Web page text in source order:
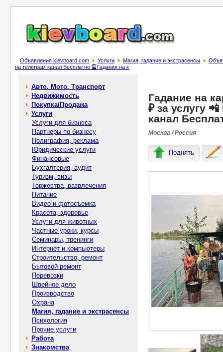
Объявления kievboard.com Услуги Магия, гадание и экстрасенсы
на телеграм канал Бесплатно 🎴Гадания на к
Авто. Мото. Транспорт
Недвижимость
Покупка/Продажа
Услуги
Услуги для бизнеса
Партнеры по бизнесу
Полиграфия, реклама
Юридические услуги
Финансовые
Бухгалтерия, аудит
Туризм, визы
Торжества, развлечения
Питание
Видео и фотосъемка
Красота, здоровье
Услуги для животных
Частные уроки, курсы
Семинары, тренинги
Интернет и компьютеры
Строительство, ремонт
Бытовой ремонт
Перевозки
Швейное дело
Производство
Охрана
Магия, гадание и экстрасенсы
Психология
Прочие услуги
Работа
Знакомства
Гадание на
₽ за услугу
канал
Москва / Россия
Поднять